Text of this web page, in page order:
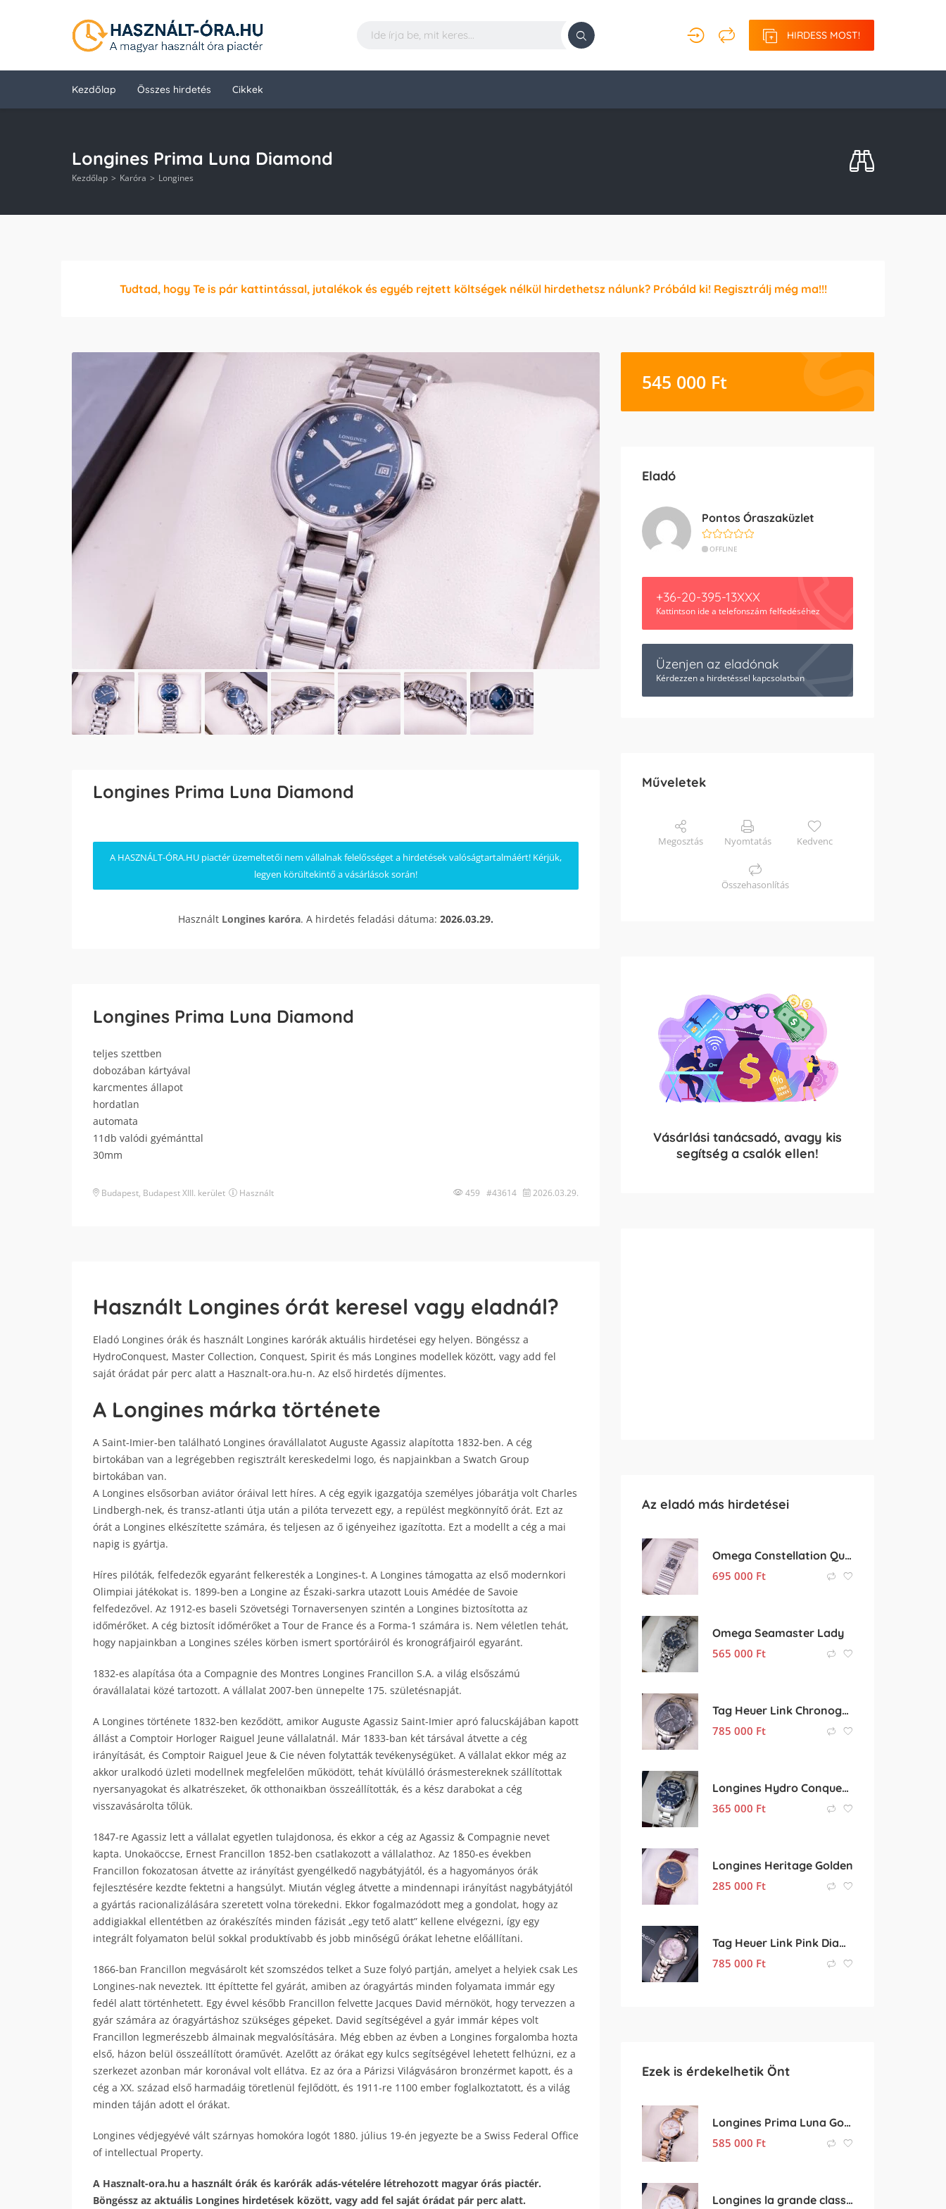
HIRDESS MOST!
Kezdőlap Összes hirdetés Cikkek
Longines Prima Luna Diamond
Kezdőlap Karóra Longines
Tudtad, hogy Te is pár kattintással, jutalékok és egyéb rejtett költségek nélkül hirdethetsz nálunk? Próbáld ki! Regisztrálj még ma!!!
Longines Prima Luna Diamond
A HASZNÁLT-ÓRA.HU piactér üzemeltetői nem vállalnak felelősséget a hirdetések valóságtartalmáért! Kérjük,
legyen körültekintő a vásárlások során!
Használt Longines karóra. A hirdetés feladási dátuma: 2026.03.29.
Longines Prima Luna Diamond
teljes szettben
dobozában kártyával
karcmentes állapot
hordatlan
automata
11db valódi gyémánttal
30mm
Budapest, Budapest XIII. kerület Használt 459 #43614 2026.03.29.
Használt Longines órát keresel vagy eladnál?
Eladó Longines órák és használt Longines karórák aktuális hirdetései egy helyen. Böngéssz a
HydroConquest, Master Collection, Conquest, Spirit és más Longines modellek között, vagy add fel
saját órádat pár perc alatt a Hasznalt-ora.hu-n. Az első hirdetés díjmentes.
A Longines márka története
A Saint-Imier-ben található Longines óravállalatot Auguste Agassiz alapította 1832-ben. A cég
birtokában van a legrégebben regisztrált kereskedelmi logo, és napjainkban a Swatch Group
birtokában van.
A Longines elsősorban aviátor óráival lett híres. A cég egyik igazgatója személyes jóbarátja volt Charles
Lindbergh-nek, és transz-atlanti útja után a pilóta tervezett egy, a repülést megkönnyítő órát. Ezt az
órát a Longines elkészítette számára, és teljesen az ő igényeihez igazította. Ezt a modellt a cég a mai
napig is gyártja.
Híres pilóták, felfedezők egyaránt felkeresték a Longines-t. A Longines támogatta az első modernkori
Olimpiai játékokat is. 1899-ben a Longine az Északi-sarkra utazott Louis Amédée de Savoie
felfedezővel. Az 1912-es baseli Szövetségi Tornaversenyen szintén a Longines biztosította az
időmérőket. A cég biztosít időmérőket a Tour de France és a Forma-1 számára is. Nem véletlen tehát,
hogy napjainkban a Longines széles körben ismert sportóráiról és kronográfjairól egyaránt.
1832-es alapítása óta a Compagnie des Montres Longines Francillon S.A. a világ elsőszámú
óravállalatai közé tartozott. A vállalat 2007-ben ünnepelte 175. születésnapját.
A Longines története 1832-ben keződött, amikor Auguste Agassiz Saint-Imier apró falucskájában kapott
állást a Comptoir Horloger Raiguel Jeune vállalatnál. Már 1833-ban két társával átvette a cég
irányítását, és Comptoir Raiguel Jeue & Cie néven folytatták tevékenységüket. A vállalat ekkor még az
akkor uralkodó üzleti modellnek megfelelően működött, tehát kívülálló órásmestereknek szállítottak
nyersanyagokat és alkatrészeket, ők otthonaikban összeállították, és a kész darabokat a cég
visszavásárolta tőlük.
1847-re Agassiz lett a vállalat egyetlen tulajdonosa, és ekkor a cég az Agassiz & Compagnie nevet
kapta. Unokaöccse, Ernest Francillon 1852-ben csatlakozott a vállalathoz. Az 1850-es években
Francillon fokozatosan átvette az irányítást gyengélkedő nagybátyjától, és a hagyományos órák
fejlesztésére kezdte fektetni a hangsúlyt. Miután végleg átvette a mindennapi irányítást nagybátyjától
a gyártás racionalizálására szeretett volna törekedni. Ekkor fogalmazódott meg a gondolat, hogy az
addigiakkal ellentétben az órakészítés minden fázisát „egy tető alatt” kellene elvégezni, így egy
integrált folyamaton belül sokkal produktívabb és jobb minőségű órákat lehetne előállítani.
1866-ban Francillon megvásárolt két szomszédos telket a Suze folyó partján, amelyet a helyiek csak Les
Longines-nak neveztek. Itt építtette fel gyárát, amiben az óragyártás minden folyamata immár egy
fedél alatt történhetett. Egy évvel később Francillon felvette Jacques David mérnököt, hogy tervezzen a
gyár számára az óragyártáshoz szükséges gépeket. David segítségével a gyár immár képes volt
Francillon legmerészebb álmainak megvalósítására. Még ebben az évben a Longines forgalomba hozta
első, házon belül összeállított óraművét. Azelőtt az órákat egy kulcs segítségével lehetett felhúzni, ez a
szerkezet azonban már koronával volt ellátva. Ez az óra a Párizsi Világvásáron bronzérmet kapott, és a
cég a XX. század első harmadáig töretlenül fejlődött, és 1911-re 1100 ember foglalkoztatott, és a világ
minden táján adott el órákat.
Longines védjegyévé vált szárnyas homokóra logót 1880. július 19-én jegyezte be a Swiss Federal Office
of intellectual Property.
A Hasznalt-ora.hu a használt órák és karórák adás-vételére létrehozott magyar órás piactér.
Böngéssz az aktuális Longines hirdetések között, vagy add fel saját órádat pár perc alatt.
545 000 Ft
Eladó
Pontos Óraszaküzlet
OFFLINE
+36-20-395-13XXX
Kattintson ide a telefonszám felfedéséhez
Üzenjen az eladónak
Kérdezzen a hirdetéssel kapcsolatban
Műveletek
Megosztás Nyomtatás Kedvenc
Összehasonlítás
Vásárlási tanácsadó, avagy kis
segítség a csalók ellen!
Az eladó más hirdetései
Omega Constellation Quadra Diamond
695 000 Ft
Omega Seamaster Lady
565 000 Ft
Tag Heuer Link Chronograph
785 000 Ft
Longines Hydro Conquest 44mm quartz
365 000 Ft
Longines Heritage Golden
285 000 Ft
Tag Heuer Link Pink Diamonds
785 000 Ft
Ezek is érdekelhetik Önt
Longines Prima Luna Golden
585 000 Ft
Longines la grande classique Golden